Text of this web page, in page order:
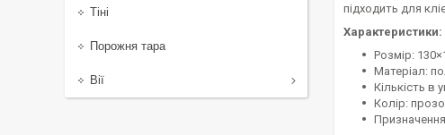
підходить для
Характеристики:
Розмір:
Матеріал:
Кількість в
Колір:
Тіні
Порожня тара
Вії